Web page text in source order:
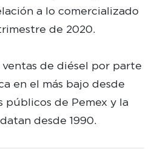
a lo comercializado
de 2020.
de diésel por parte
en el más bajo desde
públicos de Pemex y la
desde 1990.